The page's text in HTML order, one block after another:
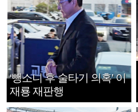
‘뺑소니 후 술타기 의혹’ 이
재룡 재판행